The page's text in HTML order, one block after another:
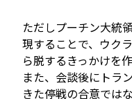
ただしプーチン大統
現することで、ウク
ら脱するきっかけを
また、会談後にトラ
きた停戦の合意では